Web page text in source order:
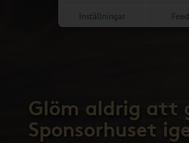
Glöm aldrig att
Sponsorhuset